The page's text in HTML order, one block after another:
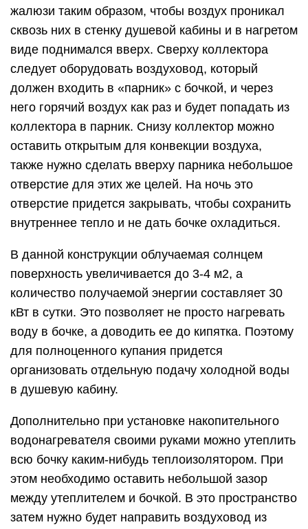
жалюзи таким образом, чтобы воздух проникал
сквозь них в стенку душевой кабины и в нагретом
виде поднимался вверх. Сверху коллектора
следует оборудовать воздуховод, который
должен входить в «парник» с бочкой, и через
него горячий воздух как раз и будет попадать из
коллектора в парник. Снизу коллектор можно
оставить открытым для конвекции воздуха,
также нужно сделать вверху парника небольшое
отверстие для этих же целей. На ночь это
отверстие придется закрывать, чтобы сохранить
внутреннее тепло и не дать бочке охладиться.
В данной конструкции облучаемая солнцем
поверхность увеличивается до 3-4 м2, а
количество получаемой энергии составляет 30
кВт в сутки. Это позволяет не просто нагревать
воду в бочке, а доводить ее до кипятка. Поэтому
для полноценного купания придется
организовать отдельную подачу холодной воды
в душевую кабину.
Дополнительно при установке накопительного
водонагревателя своими руками можно утеплить
всю бочку каким-нибудь теплоизолятором. При
этом необходимо оставить небольшой зазор
между утеплителем и бочкой. В это пространство
затем нужно будет направить воздуховод из